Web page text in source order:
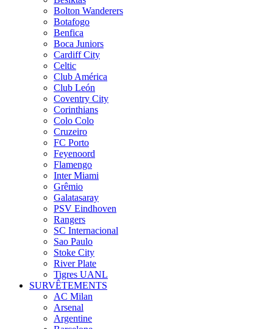
Bolton Wanderers
Botafogo
Benfica
Boca Juniors
Cardiff City
Celtic
Club América
Club León
Coventry City
Corinthians
Colo Colo
Cruzeiro
FC Porto
Feyenoord
Flamengo
Inter Miami
Grêmio
Galatasaray
PSV Eindhoven
Rangers
SC Internacional
Sao Paulo
Stoke City
River Plate
Tigres UANL
SURVÊTEMENTS
AC Milan
Arsenal
Argentine